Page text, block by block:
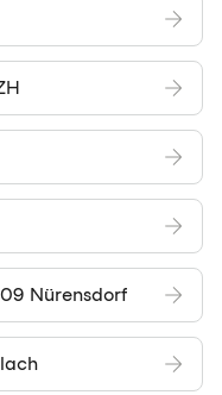
Nürensdorf